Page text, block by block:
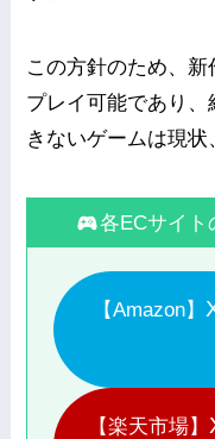
この方針のため、
プレイ可能であり
きないゲームは現状
各ECサイト
【Amazon】
【楽天市場】